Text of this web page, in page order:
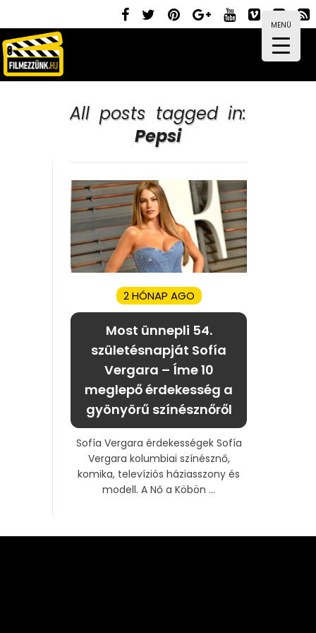
MENÜ
All posts tagged in:
Pepsi
2 HÓNAP AGO
Most ünnepli 54.
születésnapját Sofía
Vergara – Íme 10
meglepő érdekesség a
gyönyörű színésznőről
Sofía Vergara érdekességek Sofía
Vergara kolumbiai színésznő,
komika, televíziós háziasszony és
modell. A Nő a Köbön ...